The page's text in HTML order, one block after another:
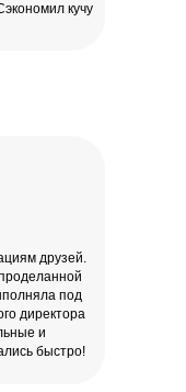
кучу
друзей.
под
директора
и
быстро!